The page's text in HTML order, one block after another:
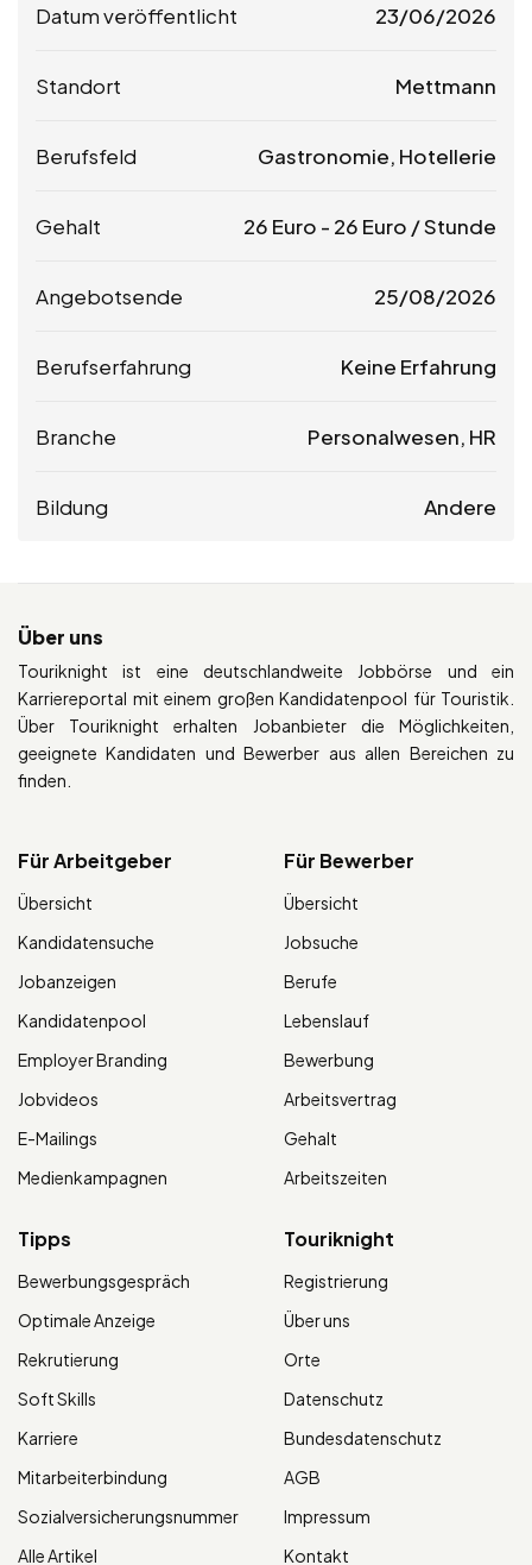
Datum veröffentlicht 23/06/2026
Standort Mettmann
Berufsfeld Gastronomie, Hotellerie
Gehalt 26 Euro - 26 Euro / Stunde
Angebotsende 25/08/2026
Berufserfahrung Keine Erfahrung
Branche Personalwesen, HR
Bildung Andere
Über uns
Touriknight ist eine deutschlandweite Jobbörse und ein
Karriereportal mit einem großen Kandidatenpool für Touristik.
Über Touriknight erhalten Jobanbieter die Möglichkeiten,
geeignete Kandidaten und Bewerber aus allen Bereichen zu
finden.
Für Arbeitgeber
Übersicht
Kandidatensuche
Jobanzeigen
Kandidatenpool
Employer Branding
Jobvideos
E-Mailings
Medienkampagnen
Für Bewerber
Übersicht
Jobsuche
Berufe
Lebenslauf
Bewerbung
Arbeitsvertrag
Gehalt
Arbeitszeiten
Tipps
Bewerbungsgespräch
Optimale Anzeige
Rekrutierung
Soft Skills
Karriere
Mitarbeiterbindung
Sozialversicherungsnummer
Alle Artikel
Touriknight
Registrierung
Über uns
Orte
Datenschutz
Bundesdatenschutz
AGB
Impressum
Kontakt